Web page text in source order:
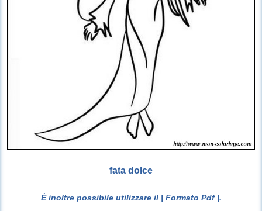
fata dolce
È inoltre possibile utilizzare il | Formato Pdf |.